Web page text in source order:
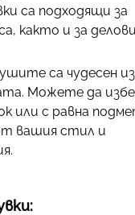
са подходящи за
както и за делови
са чудесен
Можете да
или с равна
вашия стил и